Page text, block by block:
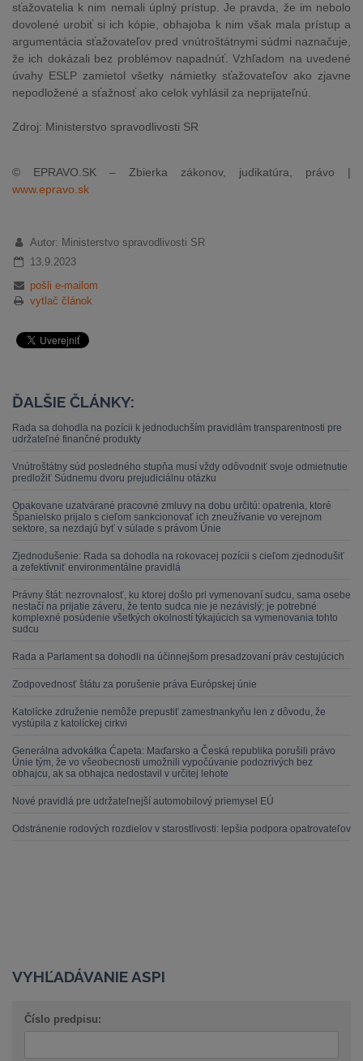
sťažovatelia k nim nemali úplný prístup. Je pravda, že im nebolo
dovolené urobiť si ich kópie, obhajoba k nim však mala prístup a
argumentácia sťažovateľov pred vnútroštátnymi súdmi naznačuje,
že ich dokázali bez problémov napadnúť. Vzhľadom na uvedené
úvahy ESĽP zamietol všetky námietky sťažovateľov ako zjavne
nepodložené a sťažnosť ako celok vyhlásil za neprijateľnú.
Zdroj: Ministerstvo spravodlivosti SR
© EPRAVO.SK – Zbierka zákonov, judikatúra, právo |
www.epravo.sk
Autor: Ministerstvo spravodlivosti SR
13.9.2023
pošli e-mailom
vytlač článok
ĎALŠIE ČLÁNKY:
Rada sa dohodla na pozícii k jednoduchším pravidlám transparentnosti pre
udržateľné finančné produkty
Vnútroštátny súd posledného stupňa musí vždy odôvodniť svoje odmietnutie
predložiť Súdnemu dvoru prejudiciálnu otázku
Opakovane uzatvárané pracovné zmluvy na dobu určitú: opatrenia, ktoré
Španielsko prijalo s cieľom sankcionovať ich zneužívanie vo verejnom
sektore, sa nezdajú byť v súlade s právom Únie
Zjednodušenie: Rada sa dohodla na rokovacej pozícii s cieľom zjednodušiť
a zefektívniť environmentálne pravidlá
Právny štát: nezrovnalosť, ku ktorej došlo pri vymenovaní sudcu, sama osebe
nestačí na prijatie záveru, že tento sudca nie je nezávislý; je potrebné
komplexné posúdenie všetkých okolností týkajúcich sa vymenovania tohto
sudcu
Rada a Parlament sa dohodli na účinnejšom presadzovaní práv cestujúcich
Zodpovednosť štátu za porušenie práva Európskej únie
Katolícke združenie nemôže prepustiť zamestnankyňu len z dôvodu, že
vystúpila z katolíckej cirkvi
Generálna advokátka Ćapeta: Maďarsko a Česká republika porušili právo
Únie tým, že vo všeobecnosti umožnili vypočúvanie podozrivých bez
obhajcu, ak sa obhajca nedostavil v určitej lehote
Nové pravidlá pre udržateľnejší automobilový priemysel EÚ
Odstránenie rodových rozdielov v starostlivosti: lepšia podpora opatrovateľov
VYHĽADÁVANIE ASPI
Číslo predpisu: